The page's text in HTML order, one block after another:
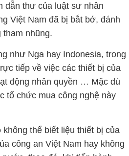
dẫn thư của luật sư nhân
Việt Nam đã bị bắt bớ, đánh
tham nhũng.
như Nga hay Indonesia, trong
tiếp về việc các thiết bị của
động nhân quyền … Mặc dù
tổ chức mua công nghệ này
thể biết liệu thiết bị của
công an Việt Nam hay không